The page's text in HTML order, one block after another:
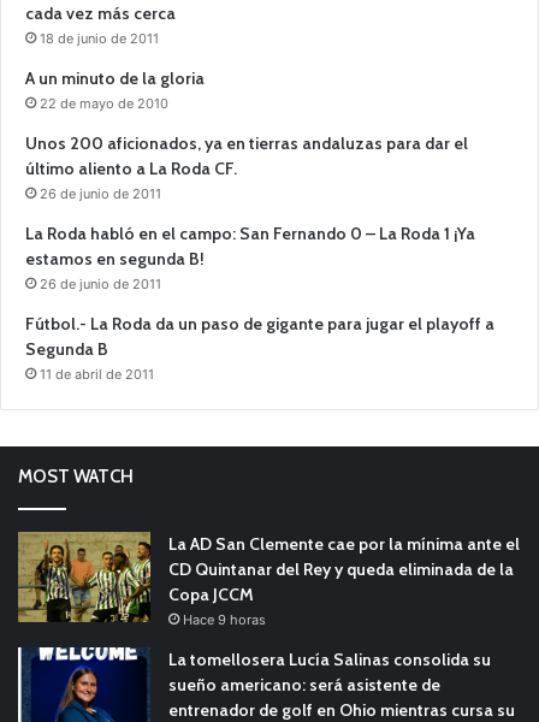
cada vez más cerca
18 de junio de 2011
A un minuto de la gloria
22 de mayo de 2010
Unos 200 aficionados, ya en tierras andaluzas para dar el
último aliento a La Roda CF.
26 de junio de 2011
La Roda habló en el campo: San Fernando 0 – La Roda 1 ¡Ya
estamos en segunda B!
26 de junio de 2011
Fútbol.- La Roda da un paso de gigante para jugar el playoff a
Segunda B
11 de abril de 2011
MOST WATCH
La AD San Clemente cae por la mínima ante el
CD Quintanar del Rey y queda eliminada de la
Copa JCCM
Hace 9 horas
La tomellosera Lucía Salinas consolida su
sueño americano: será asistente de
entrenador de golf en Ohio mientras cursa su